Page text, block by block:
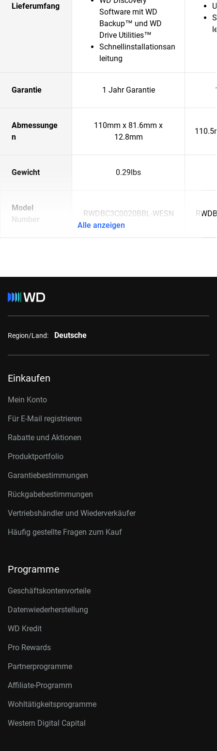
Lieferumfang
Software mit WD
Backup™ und WD
Drive Utilities™
Schnellinstallationsan
leitung
Garantie 1 Jahr Garantie
Abmessunge
n
110mm x 81.6mm x
12.8mm
Gewicht 0.29lbs
Model
Number
RWDBC3C0020BBL-WESN
Alle anzeigen
Region/Land: Deutsche
Einkaufen
Mein Konto
Für E-Mail registrieren
Rabatte und Aktionen
Produktportfolio
Garantiebestimmungen
Rückgabebestimmungen
Vertriebshändler und Wiederverkäufer
Häufig gestellte Fragen zum Kauf
Programme
Geschäftskontenvorteile
Datenwiederherstellung
WD Kredit
Pro Rewards
Partnerprogramme
Affiliate-Programm
Wohltätigkeitsprogramme
Western Digital Capital